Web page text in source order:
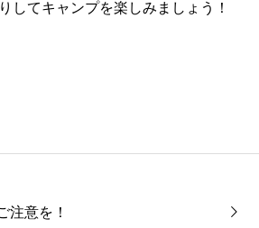
してキャンプを楽しみましょう！
注意を！